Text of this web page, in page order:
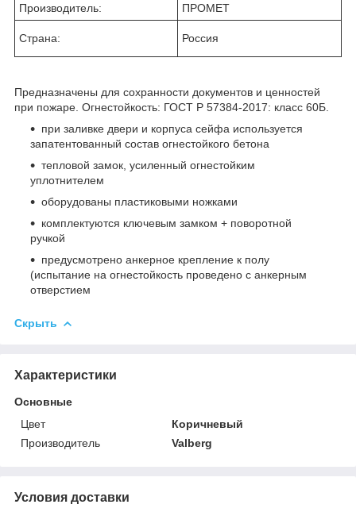
Производитель:
ПРОМЕТ
Страна: Россия
Предназначены для сохранности документов и ценностей
при пожаре. Огнестойкость: ГОСТ Р 57384-2017: класс 60Б.
при заливке двери и корпуса сейфа используется
запатентованный состав огнестойкого бетона
тепловой замок, усиленный огнестойким
уплотнителем
оборудованы пластиковыми ножками
комплектуются ключевым замком + поворотной
ручкой
предусмотрено анкерное крепление к полу
(испытание на огнестойкость проведено с анкерным
отверстием
Скрыть
Характеристики
Основные
Цвет
Коричневый
Производитель
Valberg
Условия доставки